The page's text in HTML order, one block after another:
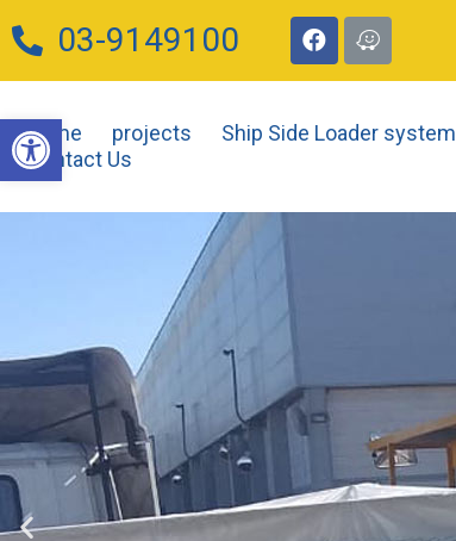
Open toolbar
03-9149100
Home projects Ship Side Loader system
Contact Us